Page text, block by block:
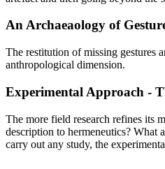
An Archaeaology of
The restitution of missing gestures
anthropological dimension.
Experimental Approach -
The more field research refines its
description to hermeneutics? What
carry out any study, the